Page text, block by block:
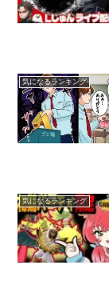
気になるランキング
気になるランキング